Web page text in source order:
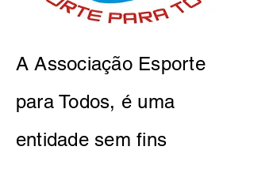
A Associação Esporte
para Todos, é uma
entidade sem fins